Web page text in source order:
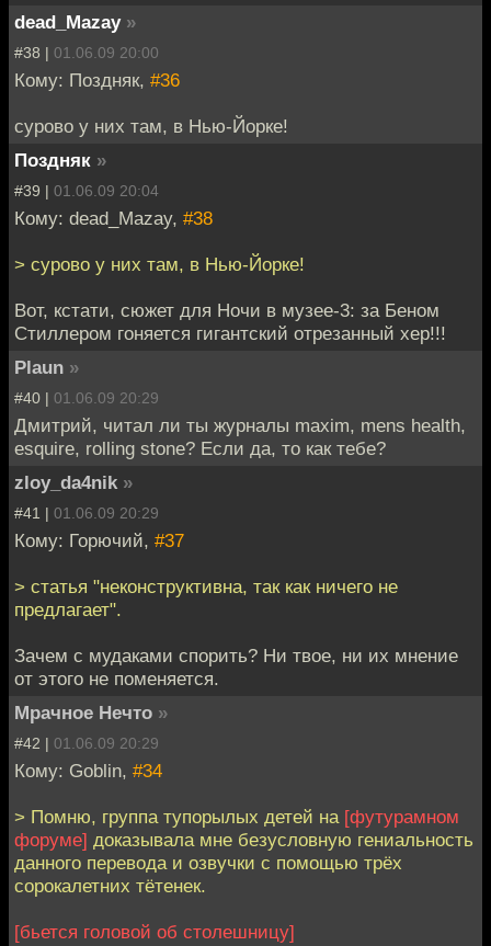
dead_Mazay »
#38 | 01.06.09 20:00
Кому: Поздняк, #36
сурово у них там, в Нью-Йорке!
Поздняк »
#39 | 01.06.09 20:04
Кому: dead_Mazay, #38
> сурово у них там, в Нью-Йорке!
Вот, кстати, сюжет для Ночи в музее-3: за Беном
Стиллером гоняется гигантский отрезанный хер!!!
Plaun »
#40 | 01.06.09 20:29
Дмитрий, читал ли ты журналы maxim, mens health,
esquire, rolling stone? Если да, то как тебе?
zloy_da4nik »
#41 | 01.06.09 20:29
Кому: Горючий, #37
> статья "неконструктивна, так как ничего не
предлагает".
Зачем с мудаками спорить? Ни твое, ни их мнение
от этого не поменяется.
Мрачное Нечто »
#42 | 01.06.09 20:29
Кому: Goblin, #34
> Помню, группа тупорылых детей на [футурамном
форуме] доказывала мне безусловную гениальность
данного перевода и озвучки с помощью трёх
сорокалетних тётенек.
[бьется головой об столешницу]